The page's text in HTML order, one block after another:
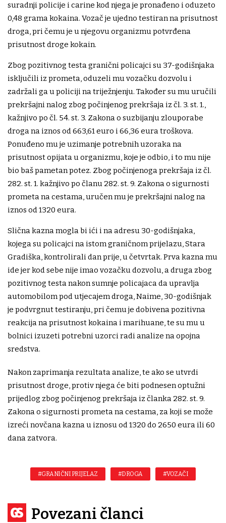
suradnji policije i carine kod njega je pronađeno i oduzeto
0,48 grama kokaina. Vozač je ujedno testiran na prisutnost
droga, pri čemu je u njegovu organizmu potvrđena
prisutnost droge kokain.
Zbog pozitivnog testa granični policajci su 37-godišnjaka
isključili iz prometa, oduzeli mu vozačku dozvolu i
zadržali ga u policiji na triježnjenju. Također su mu uručili
prekršajni nalog zbog počinjenog prekršaja iz čl. 3. st. 1.,
kažnjivo po čl. 54. st. 3. Zakona o suzbijanju zlouporabe
droga na iznos od 663,61 euro i 66,36 eura troškova.
Ponuđeno mu je uzimanje potrebnih uzoraka na
prisutnost opijata u organizmu, koje je odbio, i to mu nije
bio baš pametan potez. Zbog počinjenoga prekršaja iz čl.
282. st. 1. kažnjivo po članu 282. st. 9. Zakona o sigurnosti
prometa na cestama, uručen mu je prekršajni nalog na
iznos od 1320 eura.
Slična kazna mogla bi ići i na adresu 30-godišnjaka,
kojega su policajci na istom graničnom prijelazu, Stara
Gradiška, kontrolirali dan prije, u četvrtak. Prva kazna mu
ide jer kod sebe nije imao vozačku dozvolu, a druga zbog
pozitivnog testa nakon sumnje policajaca da upravlja
automobilom pod utjecajem droga, Naime, 30-godišnjak
je podvrgnut testiranju, pri čemu je dobivena pozitivna
reakcija na prisutnost kokaina i marihuane, te su mu u
bolnici izuzeti potrebni uzorci radi analize na opojna
sredstva.
Nakon zaprimanja rezultata analize, te ako se utvrdi
prisutnost droge, protiv njega će biti podnesen optužni
prijedlog zbog počinjenog prekršaja iz članka 282. st. 9.
Zakona o sigurnosti prometa na cestama, za koji se može
izreći novčana kazna u iznosu od 1320 do 2650 eura ili 60
dana zatvora.
#GRANIČNI PRIJELAZ #DROGA #VOZAČI
Povezani članci